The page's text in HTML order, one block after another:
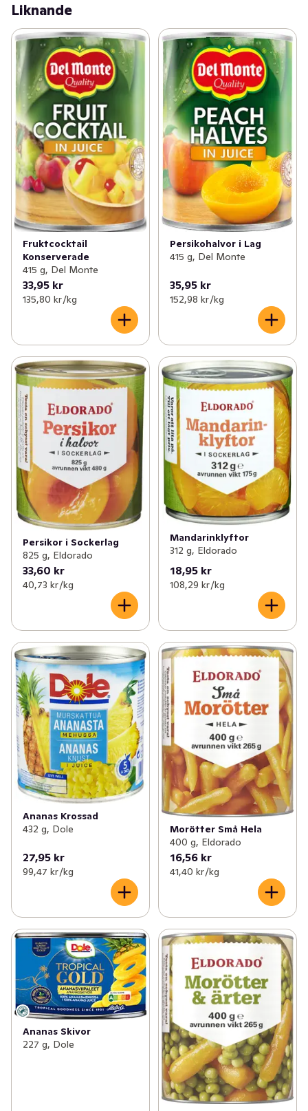
Liknande
Fruktcocktail
Konserverade
415 g, Del Monte
33,95 kr
135,80 kr /kg
Persikohalvor i Lag
415 g, Del Monte
35,95 kr
152,98 kr /kg
Persikor i Sockerlag
825 g, Eldorado
33,60 kr
40,73 kr /kg
Mandarinklyftor
312 g, Eldorado
18,95 kr
108,29 kr /kg
Ananas Krossad
432 g, Dole
27,95 kr
99,47 kr /kg
Morötter Små Hela
400 g, Eldorado
16,56 kr
41,40 kr /kg
Ananas Skivor
227 g, Dole